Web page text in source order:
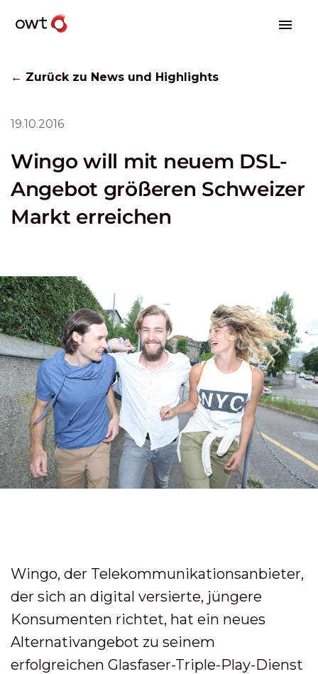
← Zurück zu News und Highlights
19.10.2016
Wingo will mit neuem DSL-
Angebot größeren Schweizer
Markt erreichen
Wingo, der Telekommunikationsanbieter,
der sich an digital versierte, jüngere
Konsumenten richtet, hat ein neues
Alternativangebot zu seinem
erfolgreichen Glasfaser-Triple-Play-Dienst